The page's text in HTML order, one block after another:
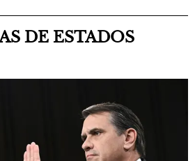
DE ESTADOS